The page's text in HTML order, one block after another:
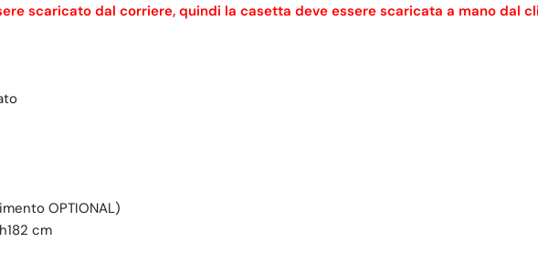
scaricato dal corriere, quindi la casetta deve essere scaricata a mano dal
OPTIONAL)
cm